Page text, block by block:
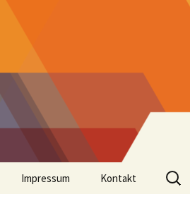
Impressum Kontakt
Suchen
nach: